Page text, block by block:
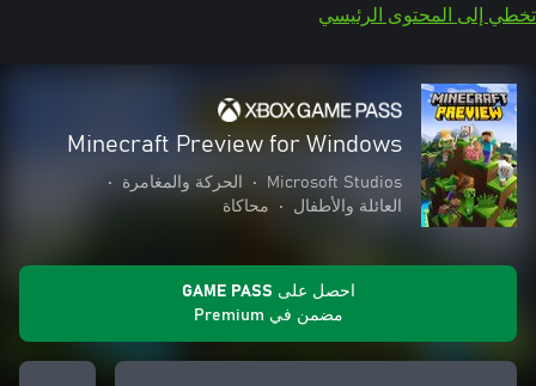
تخطي إلى المحتوى الرئيسي
Minecraft Preview for Windows
Microsoft Studios
• الحركة والمغامرة
•
العائلة والأطفال
• محاكاة
احصل على GAME PASS
مضمن في Premium